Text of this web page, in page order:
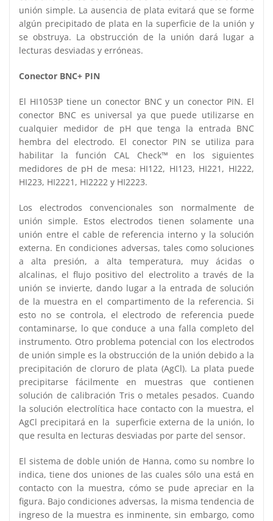
unión simple. La ausencia de plata evitará que se forme
algún precipitado de plata en la superficie de la unión y
se obstruya. La obstrucción de la unión dará lugar a
lecturas desviadas y erróneas.
Conector BNC+ PIN
El HI1053P tiene un conector BNC y un conector PIN. El
conector BNC es universal ya que puede utilizarse en
cualquier medidor de pH que tenga la entrada BNC
hembra del electrodo. El conector PIN se utiliza para
habilitar la función CAL Check™ en los siguientes
medidores de pH de mesa: HI122, HI123, HI221, HI222,
HI223, HI2221, HI2222 y HI2223.
Los electrodos convencionales son normalmente de
unión simple. Estos electrodos tienen solamente una
unión entre el cable de referencia interno y la solución
externa. En condiciones adversas, tales como soluciones
a alta presión, a alta temperatura, muy ácidas o
alcalinas, el flujo positivo del electrolito a través de la
unión se invierte, dando lugar a la entrada de solución
de la muestra en el compartimento de la referencia. Si
esto no se controla, el electrodo de referencia puede
contaminarse, lo que conduce a una falla completo del
instrumento. Otro problema potencial con los electrodos
de unión simple es la obstrucción de la unión debido a la
precipitación de cloruro de plata (AgCl). La plata puede
precipitarse fácilmente en muestras que contienen
solución de calibración Tris o metales pesados. Cuando
la solución electrolítica hace contacto con la muestra, el
AgCl precipitará en la superficie externa de la unión, lo
que resulta en lecturas desviadas por parte del sensor.
El sistema de doble unión de Hanna, como su nombre lo
indica, tiene dos uniones de las cuales sólo una está en
contacto con la muestra, cómo se pude apreciar en la
figura. Bajo condiciones adversas, la misma tendencia de
ingreso de la muestra es inminente, sin embargo, como